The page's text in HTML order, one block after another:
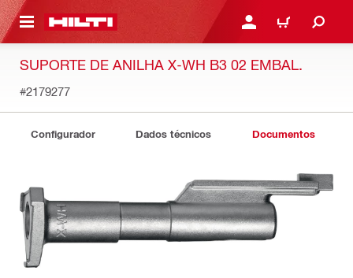
CONTENT ENTRAR OU REGISTAR
CARRINHO
SUPORTE DE ANILHA X-WH B3 02 EMBAL.
#2179277
Configurador Dados técnicos Documentos